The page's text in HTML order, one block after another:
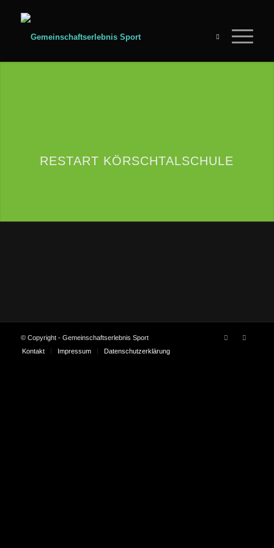
RESTART KÖRSCHTALSCHULE
© Copyright - Gemeinschaftserlebnis Sport
Kontakt
Impressum Datenschutzerklärung